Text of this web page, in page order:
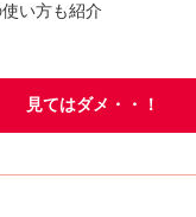
い方も紹介
見てはダメ・・！